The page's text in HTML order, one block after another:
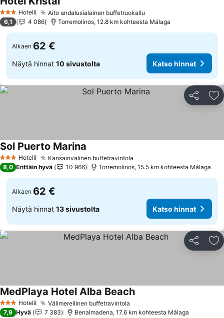
3 Tähtiluokitus
Hotelli Aito andalusialainen buffetruokailu
Katso hinnat
6,1 4 086 Torremolinos, 12.8 km kohteesta Málaga
Alkaen 62 €
Näytä hinnat 10 sivustolta Katso hinnat
Jaa
3 Tähtiluokitus
Hotelli Kansainvälinen buffetravintola
Sol Puerto Marina
8,0 Erittäin hyvä 10 966 Torremolinos, 15.5 km kohteesta Málaga
Alkaen 62 €
Näytä hinnat 13 sivustolta Katso hinnat
Jaa
3 Tähtiluokitus
Hotelli Välimerellinen buffetravintola
MedPlaya Hotel Alba BeachKatso hinnat
7,9 Hyvä 7 383 Benalmadena, 17.6 km kohteesta Málaga